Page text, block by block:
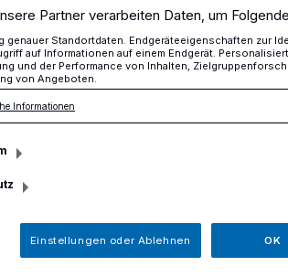
TC Grün-
der
Anfang Mai in den
Dr. Klaus
Partner verarbeiten Daten, um
genauer Standortdaten. Endgeräteeigenschaften zur
auf Informationen auf einem Endgerät.
und der Performance von Inhalten,
von Angeboten.
Informationen
Einstellungen oder Ablehnen OK